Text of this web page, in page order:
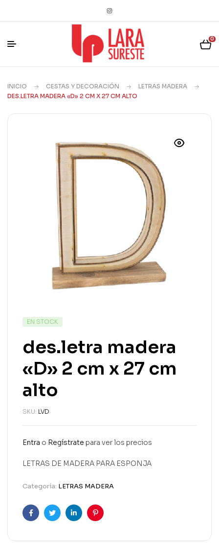
0
INICIO CESTAS Y DECORACIÓN
LETRAS MADERA
DES.LETRA MADERA «D» 2 CM X 27 CM ALTO
EN STOCK
des.letra madera
«D» 2 cm x 27 cm
alto
SKU: LVD
Entra o Regístrate para ver los precios
LETRAS DE MADERA PARA ESPONJA
Categoría: LETRAS MADERA
FacebookTwitterLinkedinPinterest